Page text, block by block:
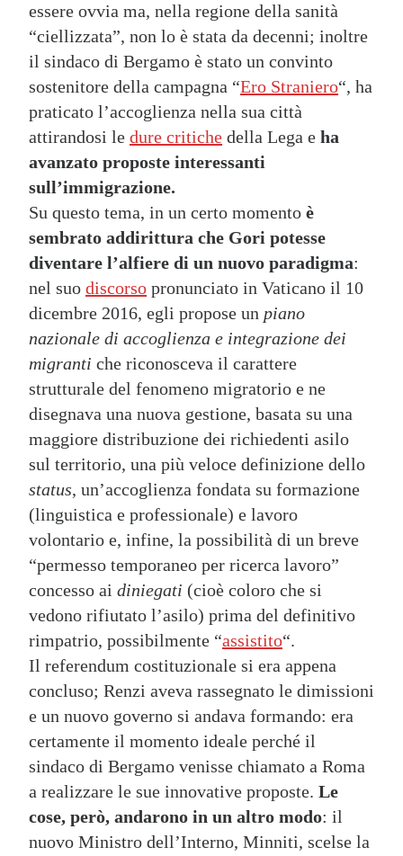
essere ovvia ma, nella regione della sanità
“ciellizzata”, non lo è stata da decenni; inoltre
il sindaco di Bergamo è stato un convinto
sostenitore della campagna “Ero Straniero“, ha
praticato l’accoglienza nella sua città
attirandosi le dure critiche della Lega e ha
avanzato proposte interessanti
sull’immigrazione.
Su questo tema, in un certo momento è
sembrato addirittura che Gori potesse
diventare l’alfiere di un nuovo paradigma:
nel suo discorso pronunciato in Vaticano il 10
dicembre 2016, egli propose un piano
nazionale di accoglienza e integrazione dei
migranti che riconosceva il carattere
strutturale del fenomeno migratorio e ne
disegnava una nuova gestione, basata su una
maggiore distribuzione dei richiedenti asilo
sul territorio, una più veloce definizione dello
status, un’accoglienza fondata su formazione
(linguistica e professionale) e lavoro
volontario e, infine, la possibilità di un breve
“permesso temporaneo per ricerca lavoro”
concesso ai diniegati (cioè coloro che si
vedono rifiutato l’asilo) prima del definitivo
rimpatrio, possibilmente “assistito“.
Il referendum costituzionale si era appena
concluso; Renzi aveva rassegnato le dimissioni
e un nuovo governo si andava formando: era
certamente il momento ideale perché il
sindaco di Bergamo venisse chiamato a Roma
a realizzare le sue innovative proposte. Le
cose, però, andarono in un altro modo: il
nuovo Ministro dell’Interno, Minniti, scelse la